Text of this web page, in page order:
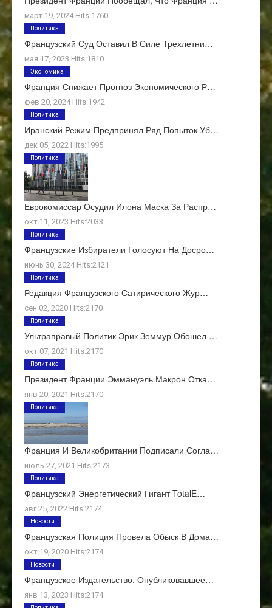
март 19, 2024 Hits:1760
Французский Суд Оставил В Силе Трехлетни…
мая 17, 2023 Hits:1810
Политика
Франция Снижает Прогноз Экономического Р…
фев 20, 2024 Hits:1942
Экономика
Иранский Режим Предпринял Ряд Попыток Уб…
дек 05, 2022 Hits:1995
Политика
Еврокомиссар Осудил Илона Маска За Распр…
окт 11, 2023 Hits:2033
Политика
Французские Избиратели Голосуют На Досро…
июнь 30, 2024 Hits:2121
Политика
Редакция Французского Сатирического Жур…
сен 02, 2020 Hits:2170
Политика
Ультраправый Политик Эрик Земмур Обошел …
окт 07, 2021 Hits:2170
Политика
Президент Франции Эммануэль Макрон Отка…
янв 20, 2021 Hits:2170
Политика
Франция И Великобритании Подписали Согла…
июль 27, 2021 Hits:2173
Политика
Французский Энергетический Гигант TotalE…
авг 25, 2022 Hits:2174
Политика
Французская Полиция Провела Обыск В Дома…
окт 19, 2020 Hits:2174
Новости
Французское Издательство, Опубликовавшее…
янв 13, 2023 Hits:2174
Новости